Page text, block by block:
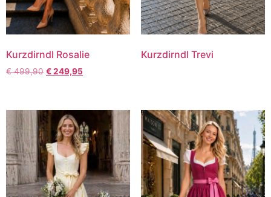
Kurzdirndl Rosalie
€499,90 €249,95
Kurzdirndl Trevi